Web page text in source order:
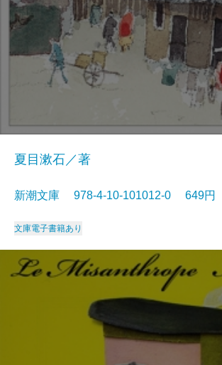
夏目漱石／著
新潮文庫 978-4-10-101012-0 649円
文庫電子書籍あり